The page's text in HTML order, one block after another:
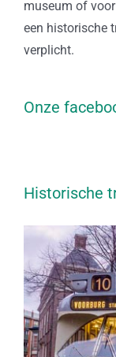
museum of
een historische
verplicht.
Onze
Historische